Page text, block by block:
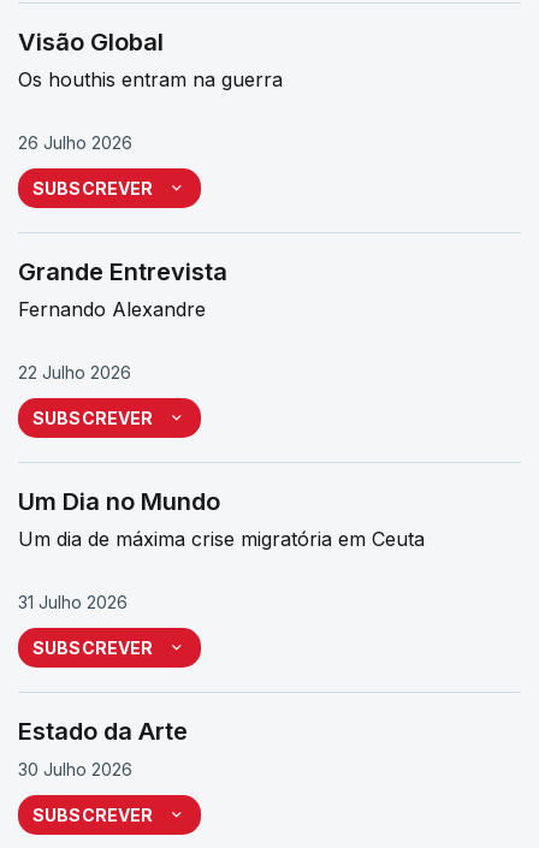
Visão Global
Os houthis entram na guerra
26 Julho 2026
SUBSCREVER
Grande Entrevista
Fernando Alexandre
22 Julho 2026
SUBSCREVER
Um Dia no Mundo
Um dia de máxima crise migratória em Ceuta
31 Julho 2026
SUBSCREVER
Estado da Arte
30 Julho 2026
SUBSCREVER